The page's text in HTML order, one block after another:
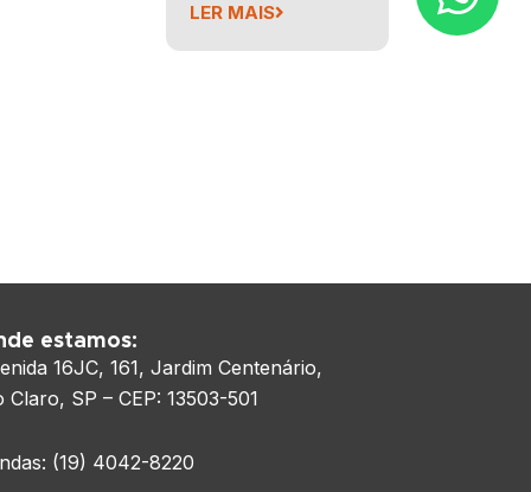
LER MAIS
estamos:
16JC, 161, Jardim Centenário,
Claro, SP – CEP: 13503-501
(19) 4042-8220